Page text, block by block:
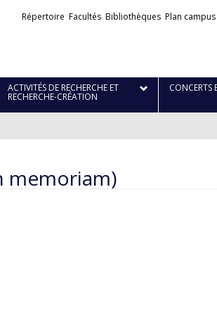
Liens
Répertoire Facultés Bibliothèques Plan campus
ACTIVITÉS DE RECHERCHE ET
RECHERCHE-CRÉATION
CONCERTS
memoriam)